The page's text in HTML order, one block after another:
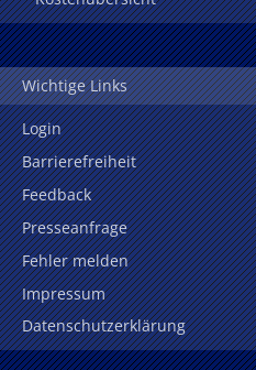
Wichtige Links
Login
Barrierefreiheit
Feedback
Presseanfrage
Fehler melden
Impressum
Datenschutzerklärung